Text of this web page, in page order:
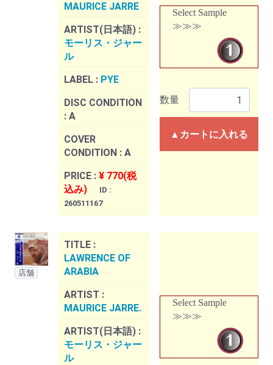
MAURICE JARRE
ARTIST(日本語) :
モーリス・ジャー
ル
LABEL : PYE
DISC CONDITION
: A
COVER
CONDITION : A
PRICE : ¥ 770(税
込み)
ID :
260511167
Select Sample
≫≫≫
数量
▲カートに入れる
店舗
TITLE :
LAWRENCE OF
ARABIA
ARTIST :
MAURICE JARRE.
ARTIST(日本語) :
モーリス・ジャー
ル
Select Sample
≫≫≫